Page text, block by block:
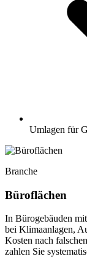
Umlagen für
Branche
Büroflächen
In Bürogebäuden
bei Klimaanlagen,
Kosten nach
zahlen Sie